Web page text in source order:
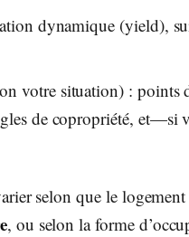
dynamique (yield),
votre situation) : points
de copropriété, et—si
selon que le logement
, ou selon la forme